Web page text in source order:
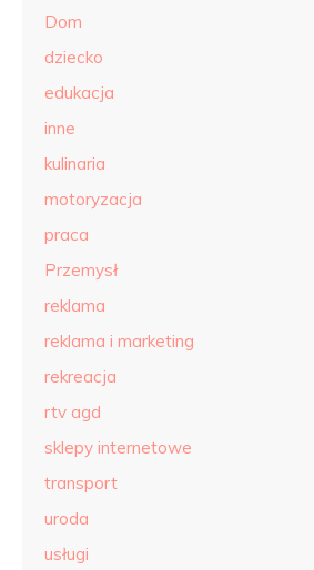
Dom
dziecko
edukacja
inne
kulinaria
motoryzacja
praca
Przemysł
reklama
reklama i marketing
rekreacja
rtv agd
sklepy internetowe
transport
uroda
usługi